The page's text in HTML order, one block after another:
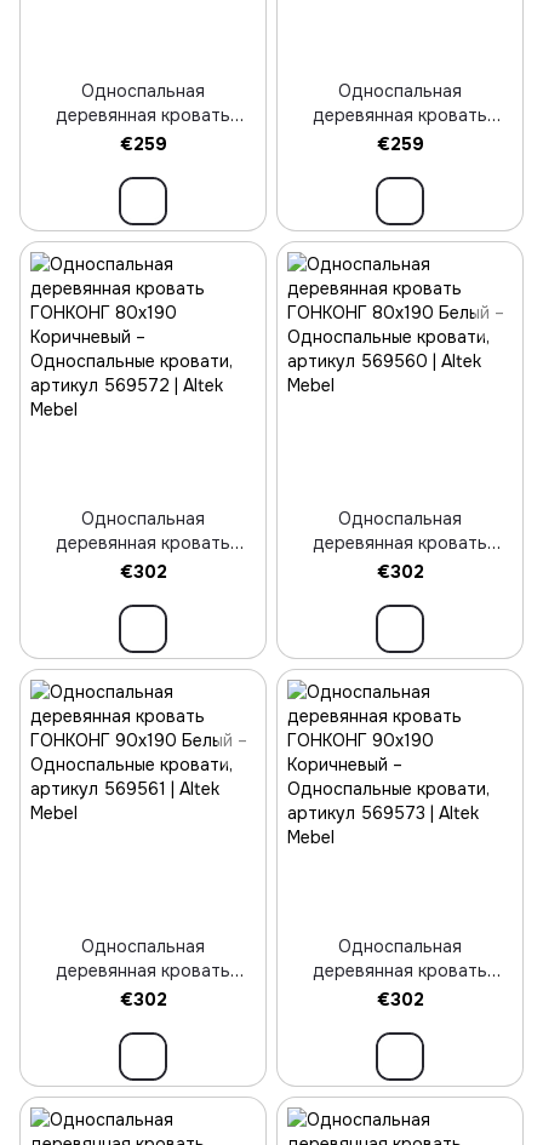
Односпальная
деревянная кровать
КЛАСИК 80х190 Венге
€259
Односпальная
деревянная кровать
КЛАСИК 90х190 Венге
€259
Односпальная
деревянная кровать
ГОНКОНГ 80х190
€302
Односпальная
деревянная кровать
ГОНКОНГ 80х190 Белый
€302
Односпальная
деревянная кровать
ГОНКОНГ 90х190 Белый
€302
Односпальная
деревянная кровать
ГОНКОНГ 90х190
€302